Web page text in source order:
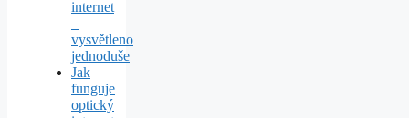
internet
–
vysvětleno
jednoduše
Jak
funguje
optický